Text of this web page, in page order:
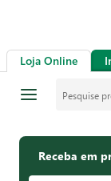
Loja Online
Receba em